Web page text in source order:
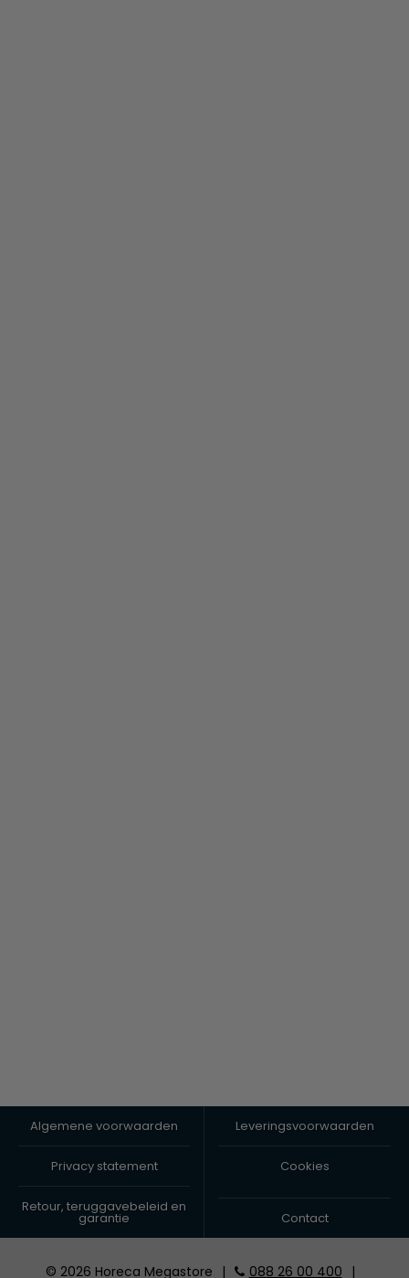
Algemene voorwaarden Leveringsvoorwaarden
Privacy statement Cookies
Retour, teruggavebeleid en
garantie Contact
© 2026 Horeca Megastore | 088 26 00 400 |